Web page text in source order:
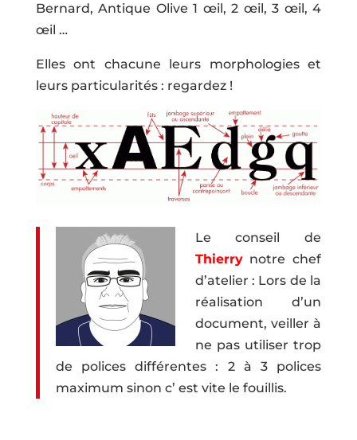
Bernard, Antique Olive 1 œil, 2 œil, 3 œil, 4
œil …
Elles ont chacune leurs morphologies et
leurs particularités : regardez !
Le conseil de
Thierrynotre chef
d’atelier : Lors de la
réalisation d’un
document, veiller à
ne pas utiliser trop
de polices différentes : 2 à 3 polices
maximum sinon c’ est vite le fouillis.